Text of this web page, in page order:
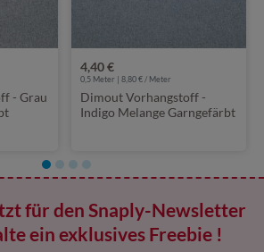
- Grau
4,40 €
0,5 Meter | 8,80 € / Meter
Dimout Vorhangstoff -
Indigo Melange Garngefärbt
für den Snaply-Newsletter
ein exklusives Freebie !